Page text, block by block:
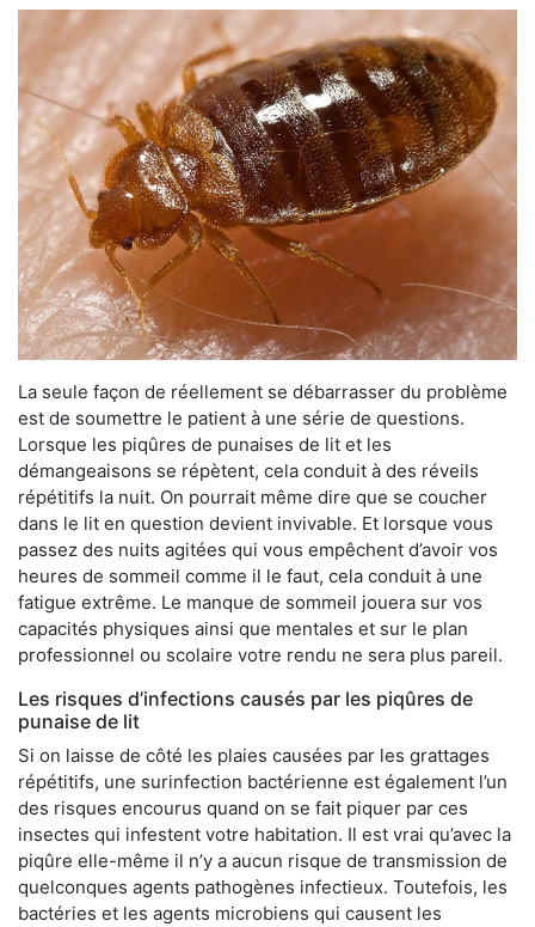
La seule façon de réellement se débarrasser du problème
est de soumettre le patient à une série de questions.
Lorsque les piqûres de punaises de lit et les
démangeaisons se répètent, cela conduit à des réveils
répétitifs la nuit. On pourrait même dire que se coucher
dans le lit en question devient invivable. Et lorsque vous
passez des nuits agitées qui vous empêchent d’avoir vos
heures de sommeil comme il le faut, cela conduit à une
fatigue extrême. Le manque de sommeil jouera sur vos
capacités physiques ainsi que mentales et sur le plan
professionnel ou scolaire votre rendu ne sera plus pareil.
Les risques d’infections causés par les piqûres de
punaise de lit
Si on laisse de côté les plaies causées par les grattages
répétitifs, une surinfection bactérienne est également l’un
des risques encourus quand on se fait piquer par ces
insectes qui infestent votre habitation. Il est vrai qu’avec la
piqûre elle-même il n’y a aucun risque de transmission de
quelconques agents pathogènes infectieux. Toutefois, les
bactéries et les agents microbiens qui causent les